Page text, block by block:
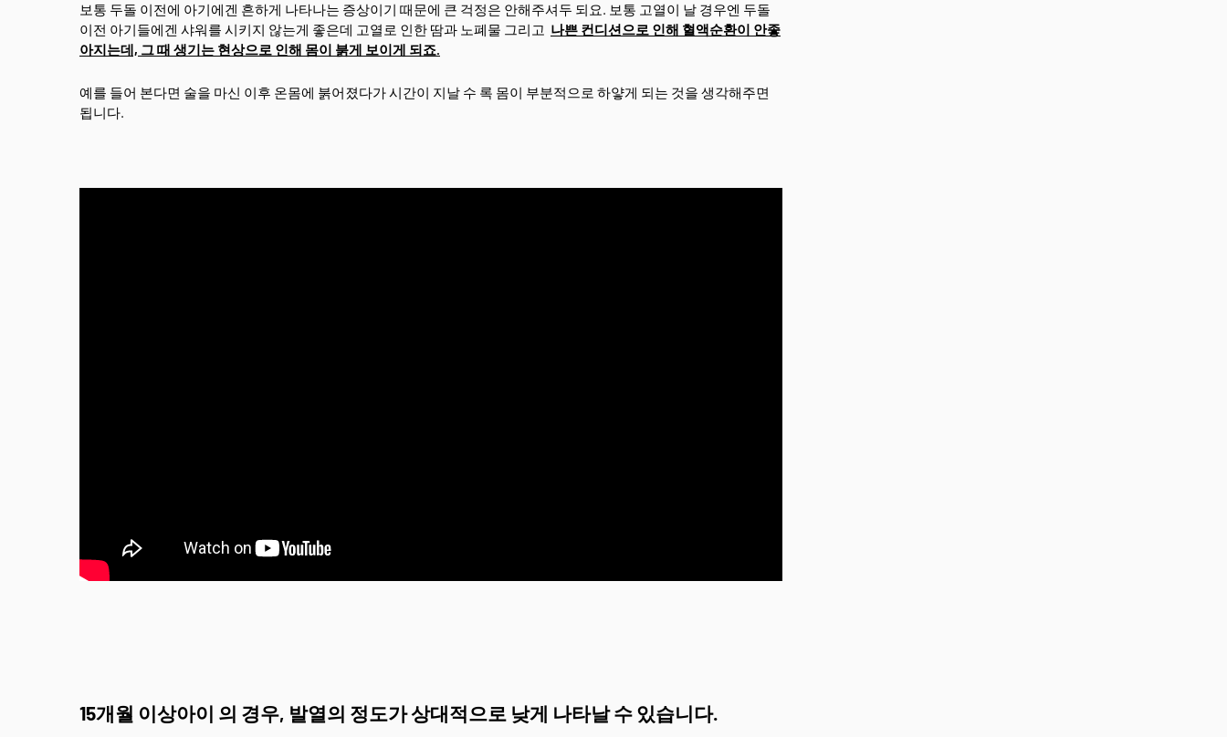
보통 두돌 이전에 아기에겐 흔하게 나타나는 증상이기 때문에 큰 걱정은 안해주셔두 되요. 보통 고열이 날 경우엔 두돌
이전 아기들에겐 샤워를 시키지 않는게 좋은데 고열로 인한 땀과 노폐물 그리고 나쁜 컨디션으로 인해 혈액순환이 안좋
아지는데, 그 때 생기는 현상으로 인해 몸이 붉게 보이게 되죠.
예를 들어 본다면 술을 마신 이후 온몸에 붉어졌다가 시간이 지날 수 록 몸이 부분적으로 하얗게 되는 것을 생각해주면
됩니다.
15개월 이상아이 의 경우, 발열의 정도가 상대적으로 낮게 나타날 수 있습니다.